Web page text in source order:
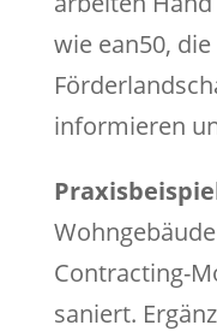
wie ean50,
informieren
Contracting-
saniert.